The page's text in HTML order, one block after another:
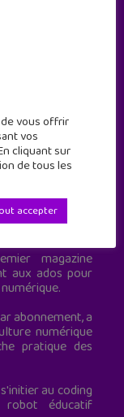
numérique
magazine
aux ados pour
abonnement, a
numérique
pratique des
au coding
éducatif
vous offrir
vos
cliquant sur
de tous les
accepter